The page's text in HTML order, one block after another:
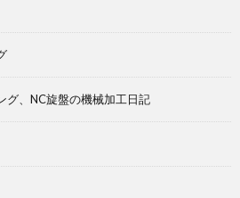
、NC旋盤の機械加工日記